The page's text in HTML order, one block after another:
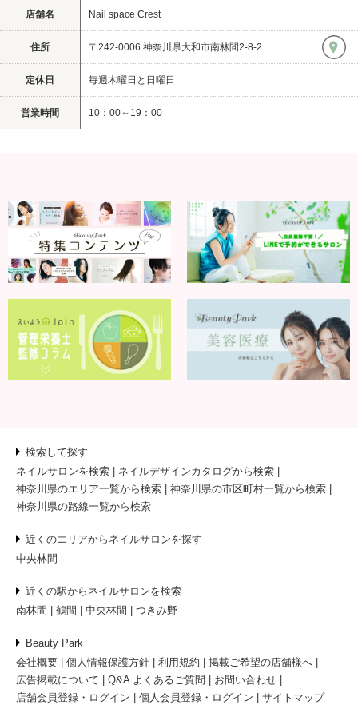
店舗名 Nail space Crest
住所 〒242-0006 神奈川県大和市南林間2-8-2
定休日 毎週木曜日と日曜日
営業時間 10：00～19：00
検索して探す
ネイルサロンを検索
ネイルデザインカタログから検索
神奈川県のエリア一覧から検索
神奈川県の市区町村一覧から検索
神奈川県の路線一覧から検索
近くのエリアからネイルサロンを探す
中央林間
近くの駅からネイルサロンを検索
南林間
鶴間 中央林間 つきみ野
Beauty Park
会社概要
個人情報保護方針 利用規約
掲載ご希望の店舗様へ
広告掲載について
Q&A よくあるご質問
お問い合わせ
店舗会員登録・ログイン
個人会員登録・ログイン サイトマップ